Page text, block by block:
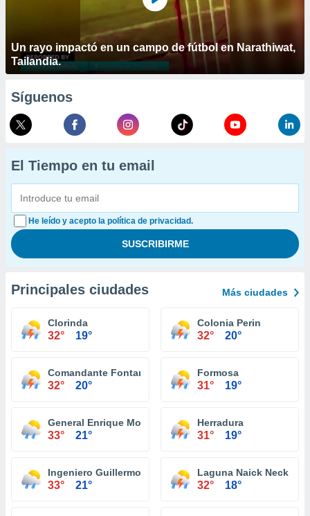
Un rayo impactó en un campo de fútbol en Narathiwat,
Tailandia.
Síguenos
El Tiempo en tu email
He leído y acepto la política de privacidad.
Principales ciudades Más ciudades
Clorinda
32° 19°
Colonia Perin
32° 20°
Comandante Fontana
32° 20°
Formosa
31° 19°
General Enrique Mosconi
33° 21°
Herradura
31° 19°
Ingeniero Guillermo N. Juárez
33° 21°
Laguna Naick Neck
32° 18°